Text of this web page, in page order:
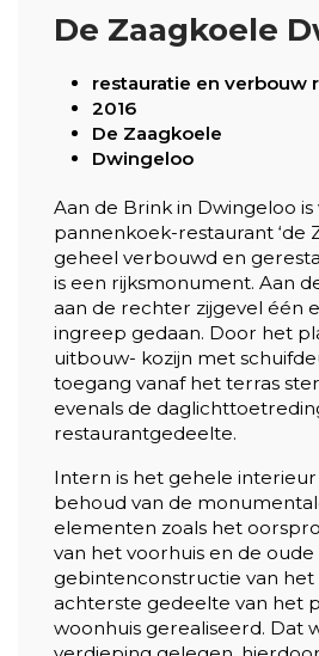
De Zaagkoele
restauratie en verbouw
2016
De Zaagkoele
Dwingeloo
Aan de Brink in Dwingeloo
pannenkoek-restaurant ‘de
geheel verbouwd en
is een rijksmonument. Aan
aan de rechter zijgevel één
ingreep gedaan. Door het
uitbouw- kozijn met
toegang vanaf het terras
evenals de
restaurantgedeelte.
Intern is het gehele
behoud van de
elementen zoals het
van het voorhuis en de
gebintenconstructie van het
achterste gedeelte van het
woonhuis gerealiseerd. Dat